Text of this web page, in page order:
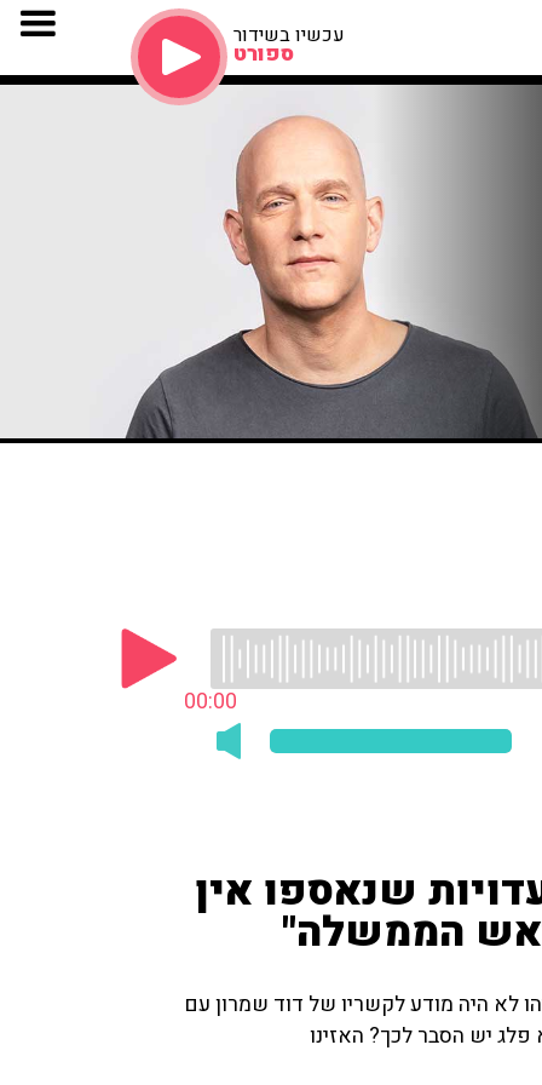
עכשיו בשידור
ספורט
00:00
שנאספו אין
הממשלה"
לא היה מודע לקשריו של דוד שמרון עם
יש הסבר לכך? האזינו